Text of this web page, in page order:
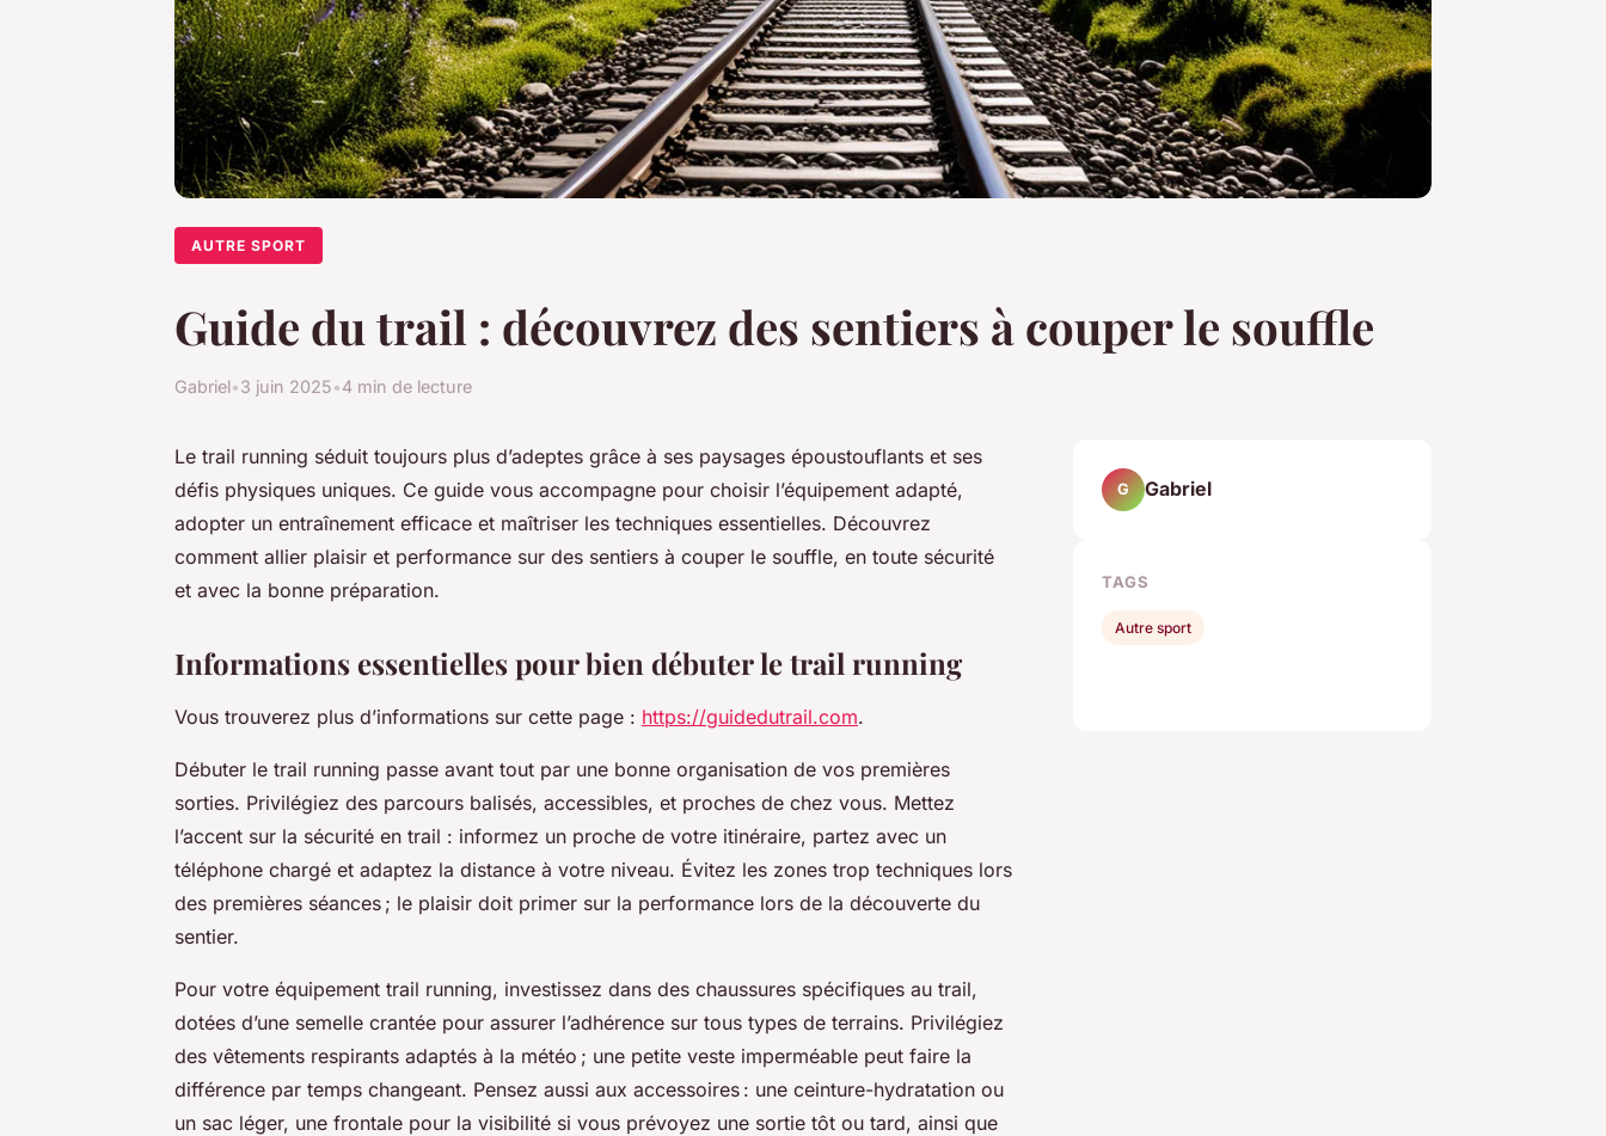
AUTRE SPORT
Guide du trail : découvrez des sentiers à couper le souffle
Gabriel•3 juin 2025•4 min de lecture
Le trail running séduit toujours plus d’adeptes grâce à ses paysages époustouflants et ses
défis physiques uniques. Ce guide vous accompagne pour choisir l’équipement adapté,
adopter un entraînement efficace et maîtriser les techniques essentielles. Découvrez
comment allier plaisir et performance sur des sentiers à couper le souffle, en toute sécurité
et avec la bonne préparation.
Informations essentielles pour bien débuter le trail running
Vous trouverez plus d’informations sur cette page : https://guidedutrail.com.
Débuter le trail running passe avant tout par une bonne organisation de vos premières
sorties. Privilégiez des parcours balisés, accessibles, et proches de chez vous. Mettez
l’accent sur la sécurité en trail : informez un proche de votre itinéraire, partez avec un
téléphone chargé et adaptez la distance à votre niveau. Évitez les zones trop techniques lors
des premières séances ; le plaisir doit primer sur la performance lors de la découverte du
sentier.
Pour votre équipement trail running, investissez dans des chaussures spécifiques au trail,
dotées d’une semelle crantée pour assurer l’adhérence sur tous types de terrains. Privilégiez
des vêtements respirants adaptés à la météo ; une petite veste imperméable peut faire la
différence par temps changeant. Pensez aussi aux accessoires : une ceinture-hydratation ou
un sac léger, une frontale pour la visibilité si vous prévoyez une sortie tôt ou tard, ainsi que
G Gabriel
TAGS
Autre sport